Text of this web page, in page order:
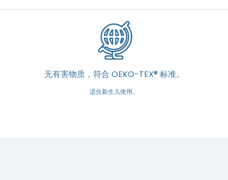
无有害物质，符合 OEKO-TEX® 标准。
适合新生儿使用。